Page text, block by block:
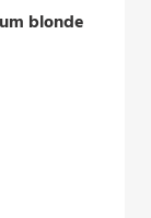
blonde